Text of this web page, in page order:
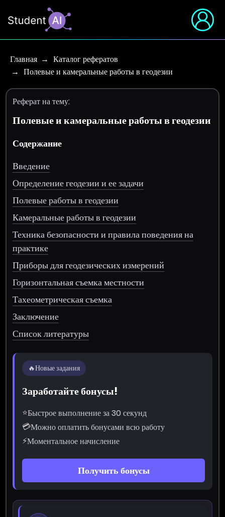
Главная
Каталог рефератов
Полевые и камеральные работы в геодезии
Реферат на тему:
Полевые и камеральные работы в геодезии
Содержание
Введение
Определение геодезии и ее задачи
Полевые работы в геодезии
Камеральные работы в геодезии
Техника безопасности и правила поведения на
практике
Приборы для геодезических измерений
Горизонтальная съемка местности
Тахеометрическая съемка
Заключение
Список литературы
🔥Новые задания
Заработайте бонусы!
⭐Быстрое выполнение за 30 секунд
💳Можно оплатить бонусами всю работу
⚡Моментальное начисление
Получить бонусы